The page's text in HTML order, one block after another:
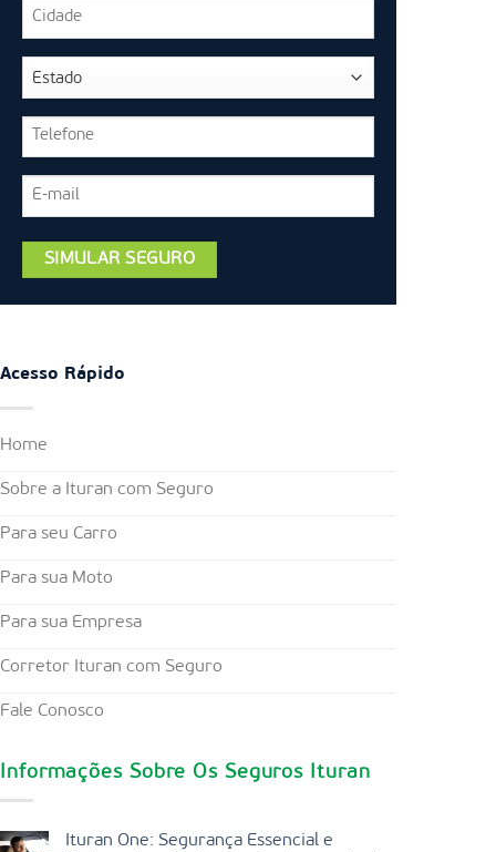
Acesso Rápido
Home
Sobre a Ituran com Seguro
Para seu Carro
Para sua Moto
Para sua Empresa
Corretor Ituran com Seguro
Fale Conosco
Informações Sobre Os Seguros Ituran
Ituran One: Segurança Essencial e